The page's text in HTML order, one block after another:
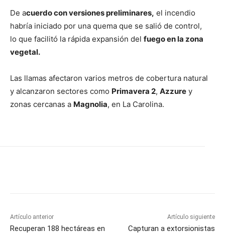
De acuerdo con versiones preliminares, el incendio
habría iniciado por una quema que se salió de control,
lo que facilitó la rápida expansión del fuego en la zona
vegetal.
Las llamas afectaron varios metros de cobertura natural
y alcanzaron sectores como Primavera 2, Azzure y
zonas cercanas a Magnolia, en La Carolina.
Artículo anterior
Recuperan 188 hectáreas en
Artículo siguiente
Capturan a extorsionistas